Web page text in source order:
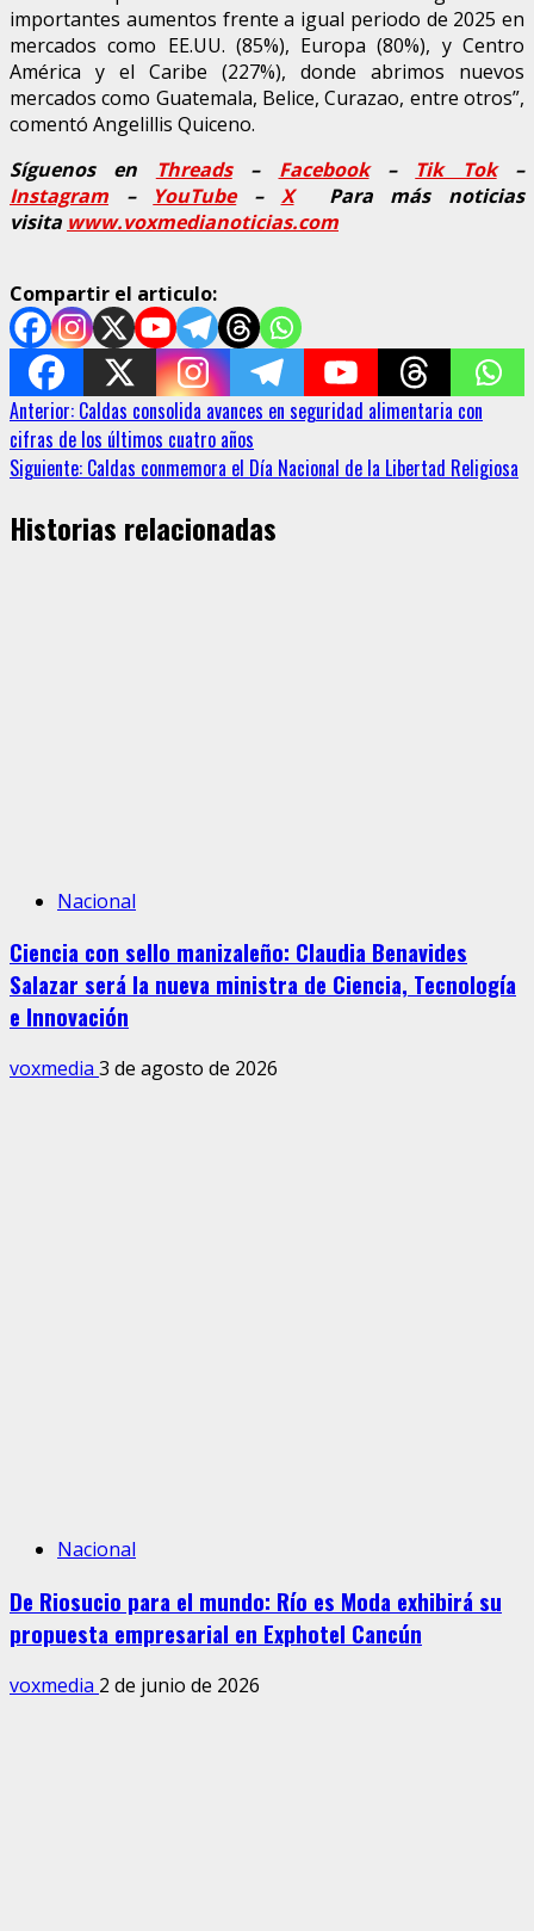
importantes aumentos frente a igual periodo de 2025 en
mercados como EE.UU. (85%), Europa (80%), y Centro
América y el Caribe (227%), donde abrimos nuevos
mercados como Guatemala, Belice, Curazao, entre otros”,
comentó Angelillis Quiceno.
Síguenos en
Threads– Facebook– Tik Tok–
Instagram – YouTube– XPara más noticias
visita www.voxmedianoticias.com
Compartir el articulo:
Sigue
leyendo
Anterior: Caldas consolida avances en seguridad alimentaria con
cifras de los últimos cuatro años
Siguiente: Caldas conmemora el Día Nacional de la Libertad Religiosa
Historias relacionadas
Nacional
Ciencia con sello manizaleño: Claudia Benavides
Salazar será la nueva ministra de Ciencia, Tecnología
e Innovación
voxmedia 3 de agosto de 2026
Nacional
De Riosucio para el mundo: Río es Moda exhibirá su
propuesta empresarial en Exphotel Cancún
voxmedia 2 de junio de 2026